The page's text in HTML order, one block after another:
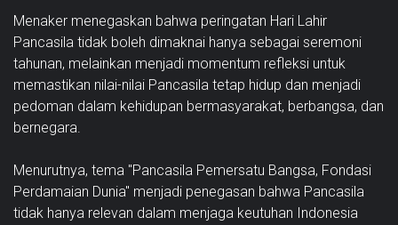
Menaker menegaskan bahwa peringatan Hari Lahir
Pancasila tidak boleh dimaknai hanya sebagai seremoni
tahunan, melainkan menjadi momentum refleksi untuk
memastikan nilai-nilai Pancasila tetap hidup dan menjadi
pedoman dalam kehidupan bermasyarakat, berbangsa, dan
bernegara.
Menurutnya, tema "Pancasila Pemersatu Bangsa, Fondasi
Perdamaian Dunia" menjadi penegasan bahwa Pancasila
tidak hanya relevan dalam menjaga keutuhan Indonesia